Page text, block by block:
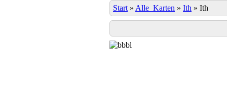
Start » Alle_Karten » Ith » Ith